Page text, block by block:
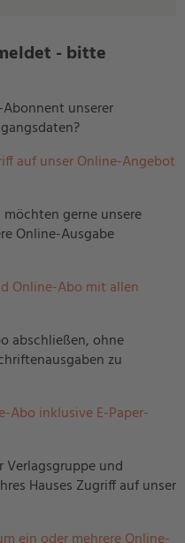
- bitte
unserer
auf unser Online-Angebot
gerne unsere
Online-Ausgabe
Online-Abo mit allen
abschließen, ohne
zu
Abo inklusive E-Paper-
Verlagsgruppe und
Hauses Zugriff auf unser